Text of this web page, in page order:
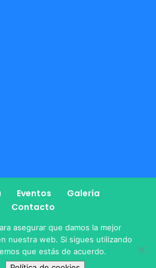
Eventos
Galería
Contacto
Services| Copyright-2019 ©
asegurar que damos la mejor
nuestra web. Si sigues utilizando
que estás de acuerdo.